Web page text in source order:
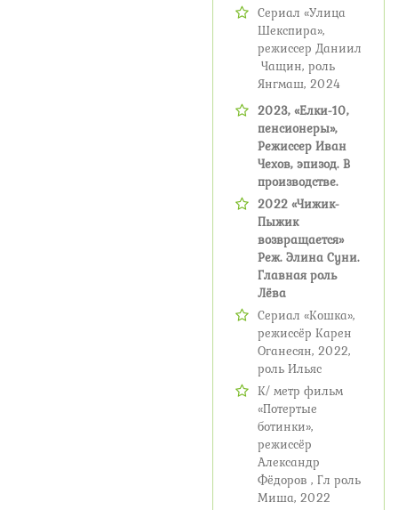
Сериал «Улица
Шекспира»,
режиссер Даниил
Чащин, роль
Янгмаш, 2024
2023, «Елки-10,
пенсионеры»,
Режиссер Иван
Чехов, эпизод. В
производстве.
2022 «Чижик-
Пыжик
возвращается»
Реж. Элина Суни.
Главная роль
Лёва
Сериал «Кошка»,
режиссёр Карен
Оганесян, 2022,
роль Ильяс
К/ метр фильм
«Потертые
ботинки»,
режиссёр
Александр
Фёдоров , Гл роль
Миша, 2022